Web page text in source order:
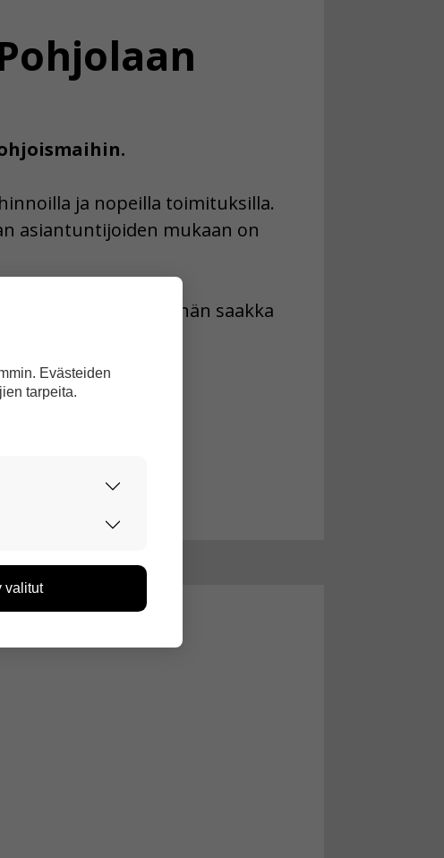
ja nopeilla toimituksilla.
asiantuntijoiden mukaan on
ovat tähän saakka
Evästeiden
tarpeita.
ja turvallisesti.
Tietoa kerätään
liikutaan. Emme
valitut